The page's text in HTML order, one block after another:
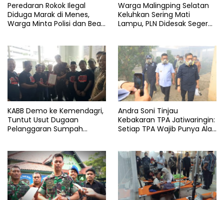
Peredaran Rokok Ilegal
Diduga Marak di Menes,
Warga Minta Polisi dan Bea
Warga Malingping Selatan
Keluhkan Sering Mati
Lampu, PLN Didesak Segera
KABB Demo ke Kemendagri,
Tuntut Usut Dugaan
Pelanggaran Sumpah
Andra Soni Tinjau
Kebakaran TPA Jatiwaringin:
Setiap TPA Wajib Punya Alat